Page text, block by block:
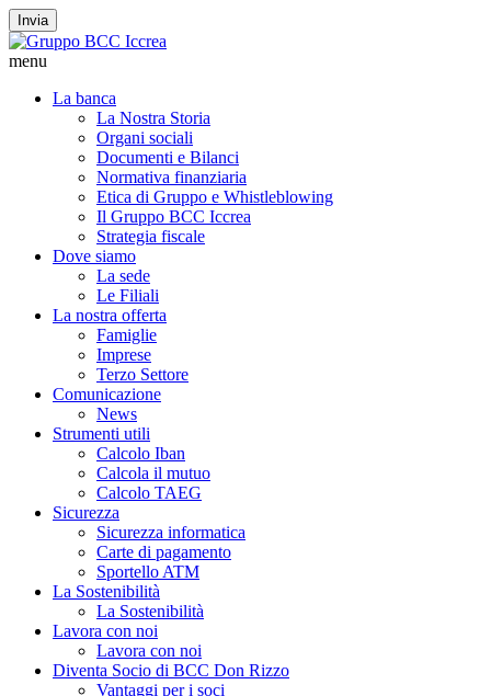
Invia
menu
La banca
La Nostra Storia
Organi sociali
Documenti e Bilanci
Normativa finanziaria
Etica di Gruppo e Whistleblowing
Il Gruppo BCC Iccrea
Strategia fiscale
Dove siamo
La sede
Le Filiali
La nostra offerta
Famiglie
Imprese
Terzo Settore
Comunicazione
News
Strumenti utili
Calcolo Iban
Calcola il mutuo
Calcolo TAEG
Sicurezza
Sicurezza informatica
Carte di pagamento
Sportello ATM
La Sostenibilità
La Sostenibilità
Lavora con noi
Lavora con noi
Diventa Socio di BCC Don Rizzo
Vantaggi per i soci